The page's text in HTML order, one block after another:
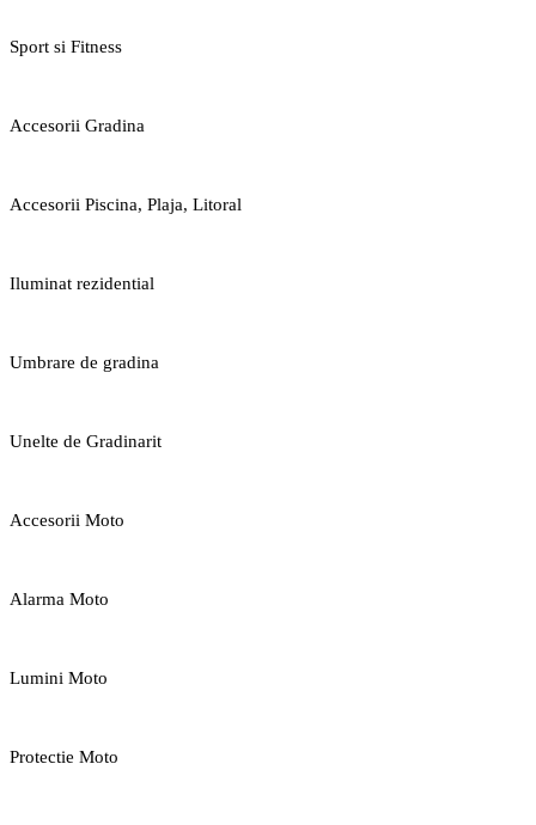
Sport si Fitness
Accesorii Gradina
Accesorii Piscina, Plaja, Litoral
Iluminat rezidential
Umbrare de gradina
Unelte de Gradinarit
Accesorii Moto
Alarma Moto
Lumini Moto
Protectie Moto